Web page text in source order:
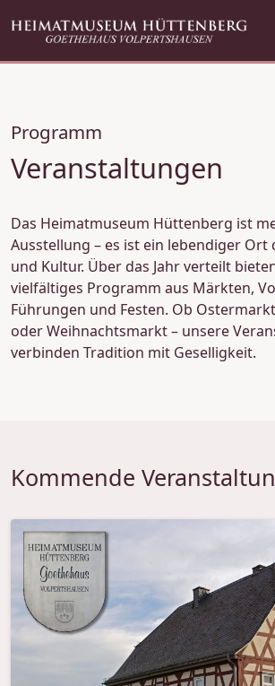
Programm
Veranstaltungen
Das Heimatmuseum Hüttenberg ist
Ausstellung – es ist ein lebendiger Ort
und Kultur. Über das Jahr verteilt
vielfältiges Programm aus Märkten,
Führungen und Festen. Ob
oder Weihnachtsmarkt – unsere
verbinden Tradition mit Geselligkeit.
Kommende